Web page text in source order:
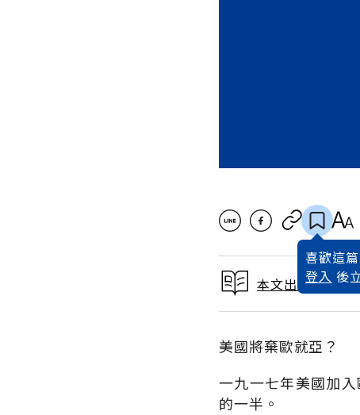
喜歡這
登入 後
本文出自 1989 /
美國將棄歐就亞？
一九一七年美國加
的一半。